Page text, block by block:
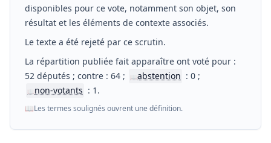
disponibles pour ce vote, notamment son objet, son
résultat et les éléments de contexte associés.
Le texte a été rejeté par ce scrutin.
La répartition publiée fait apparaître ont voté pour :
52 députés ; contre : 64 ;
📖abstention : 0 ;
📖non-votants : 1.
📖Les termes soulignés ouvrent une définition.